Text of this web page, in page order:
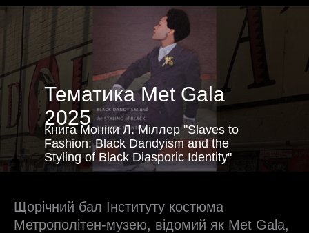
Тематика Met Gala
2025
Книга Моніки Л. Міллер "Slaves to
Fashion: Black Dandyism and the
Styling of Black Diasporic Identity"
Щорічний бал Інституту костюма
Метрополітен-музею, відомий як Met Gala,